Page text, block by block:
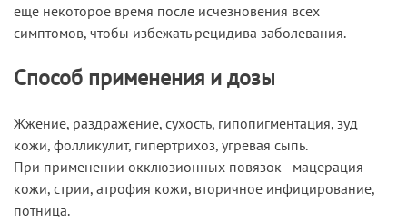
еще некоторое время после исчезновения всех
симптомов, чтобы избежать рецидива заболевания.
Способ применения и дозы
Жжение, раздражение, сухость, гипопигментация, зуд
кожи, фолликулит, гипертрихоз, угревая сыпь.
При применении окклюзионных повязок - мацерация
кожи, стрии, атрофия кожи, вторичное инфицирование,
потница.